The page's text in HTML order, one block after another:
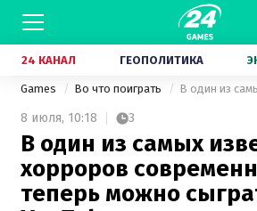
24 КАНАЛ ГЕОПОЛИТИКА
Games Во что поиграть
8 июля, 10:18 3
В один из самых
хорроров
теперь можно